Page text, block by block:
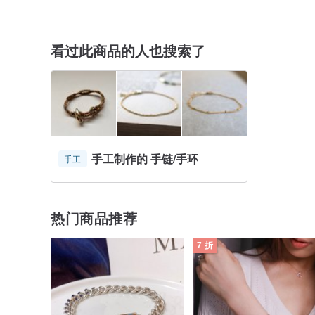
看过此商品的人也搜索了
手工 手工制作的 手链/手环
热门商品推荐
7 折